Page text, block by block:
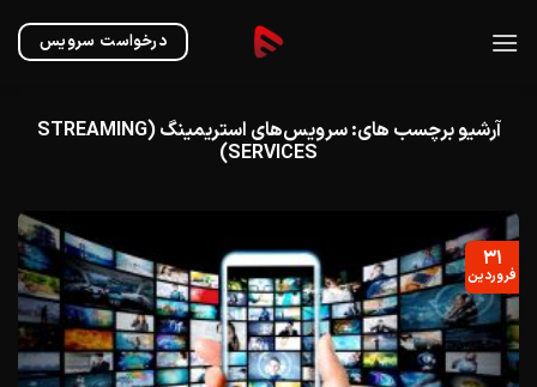
درخواست سرویس
آرشیو برچسب های: سرویس‌های استریمینگ (STREAMING
SERVICES)
۳۱
فروردین